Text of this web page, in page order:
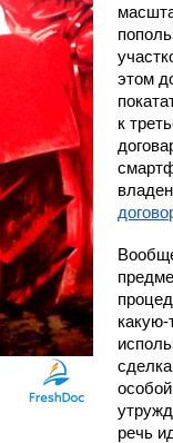
этом
к
какую-
речь